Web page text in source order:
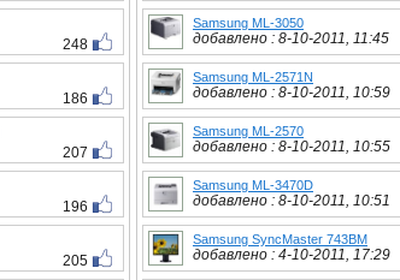
248
186
207
196
205
Samsung ML-3050
добавлено : 8-10-2011, 11:45
Samsung ML-2571N
добавлено : 8-10-2011, 10:59
Samsung ML-2570
добавлено : 8-10-2011, 10:55
Samsung ML-3470D
добавлено : 8-10-2011, 10:51
Samsung SyncMaster 743BM
добавлено : 4-10-2011, 17:29